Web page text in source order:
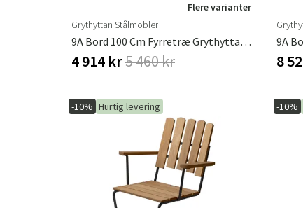
Flere varianter
Grythyttan Stålmöbler
9A Bord 100 Cm Fyrretræ Grythyttan Stålmöbler
4 914 kr5 460 kr
9A
8
-10% Hurtig levering -10%